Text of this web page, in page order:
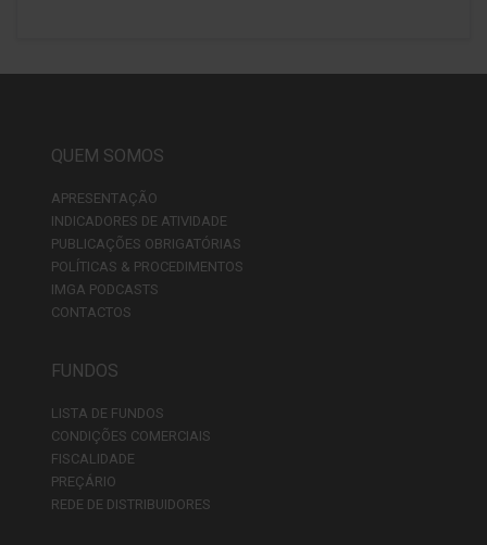
QUEM SOMOS
APRESENTAÇÃO
INDICADORES DE ATIVIDADE
PUBLICAÇÕES OBRIGATÓRIAS
POLÍTICAS & PROCEDIMENTOS
IMGA PODCASTS
CONTACTOS
FUNDOS
LISTA DE FUNDOS
CONDIÇÕES COMERCIAIS
FISCALIDADE
PREÇÁRIO
REDE DE DISTRIBUIDORES